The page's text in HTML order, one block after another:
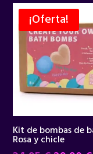
¡Oferta!
Kit de bombas de
Rosa y chicle